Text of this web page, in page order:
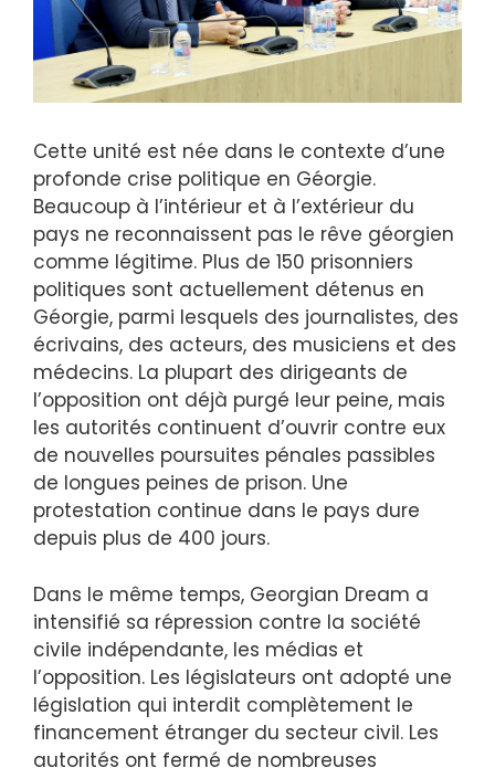
Cette unité est née dans le contexte d’une
profonde crise politique en Géorgie.
Beaucoup à l’intérieur et à l’extérieur du
pays ne reconnaissent pas le rêve géorgien
comme légitime. Plus de 150 prisonniers
politiques sont actuellement détenus en
Géorgie, parmi lesquels des journalistes, des
écrivains, des acteurs, des musiciens et des
médecins. La plupart des dirigeants de
l’opposition ont déjà purgé leur peine, mais
les autorités continuent d’ouvrir contre eux
de nouvelles poursuites pénales passibles
de longues peines de prison. Une
protestation continue dans le pays dure
depuis plus de 400 jours.
Dans le même temps, Georgian Dream a
intensifié sa répression contre la société
civile indépendante, les médias et
l’opposition. Les législateurs ont adopté une
législation qui interdit complètement le
financement étranger du secteur civil. Les
autorités ont fermé de nombreuses